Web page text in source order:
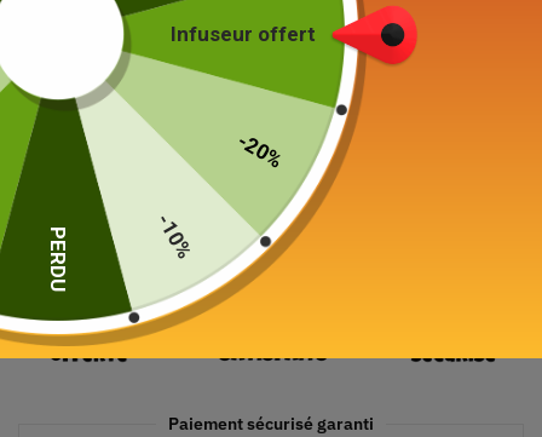
19 en stock
Ajouter au panier
Paiement sécurisé garanti
Infuseur offert
-20%
-10%
PERDU